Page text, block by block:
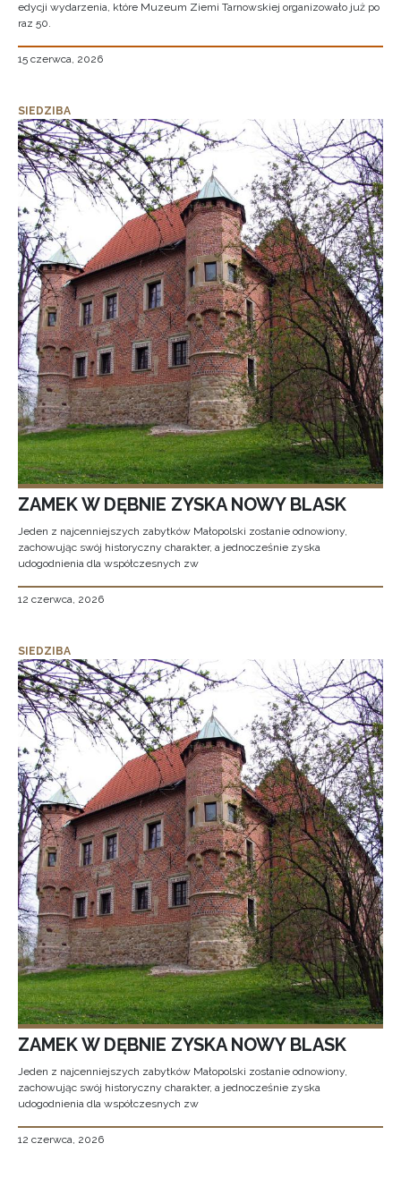
edycji wydarzenia, które Muzeum Ziemi Tarnowskiej organizowało już po
raz 50.
15 czerwca, 2026
SIEDZIBA
ZAMEK W DĘBNIE ZYSKA NOWY BLASK
Jeden z najcenniejszych zabytków Małopolski zostanie odnowiony,
zachowując swój historyczny charakter, a jednocześnie zyska
udogodnienia dla współczesnych zw
12 czerwca, 2026
SIEDZIBA
ZAMEK W DĘBNIE ZYSKA NOWY BLASK
Jeden z najcenniejszych zabytków Małopolski zostanie odnowiony,
zachowując swój historyczny charakter, a jednocześnie zyska
udogodnienia dla współczesnych zw
12 czerwca, 2026